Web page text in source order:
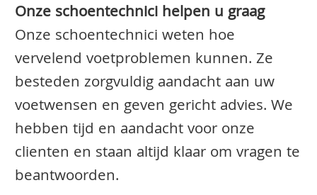
Onze schoentechnici helpen u graag
Onze schoentechnici weten hoe
vervelend voetproblemen kunnen. Ze
besteden zorgvuldig aandacht aan uw
voetwensen en geven gericht advies. We
hebben tijd en aandacht voor onze
clienten en staan altijd klaar om vragen te
beantwoorden.